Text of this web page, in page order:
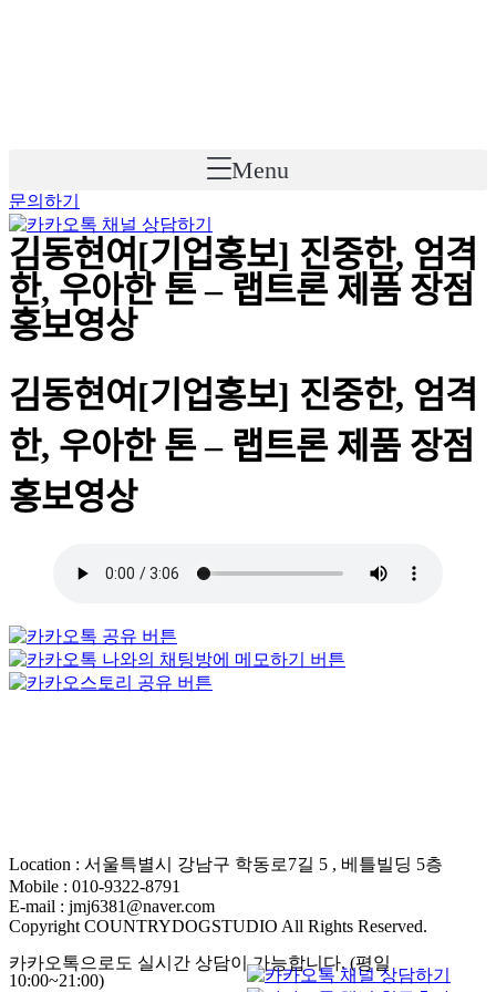
Menu
문의하기
김동현여[기업홍보] 진중한, 엄격
한, 우아한 톤 – 랩트론 제품 장점
홍보영상
김동현여[기업홍보] 진중한, 엄격
한, 우아한 톤 – 랩트론 제품 장점
홍보영상
Location : 서울특별시 강남구 학동로7길 5 , 베틀빌딩 5층
Mobile : 010-9322-8791
E-mail : jmj6381@naver.com
Copyright COUNTRYDOGSTUDIO All Rights Reserved.
카카오톡으로도 실시간 상담이 가능합니다. (평일
10:00~21:00)